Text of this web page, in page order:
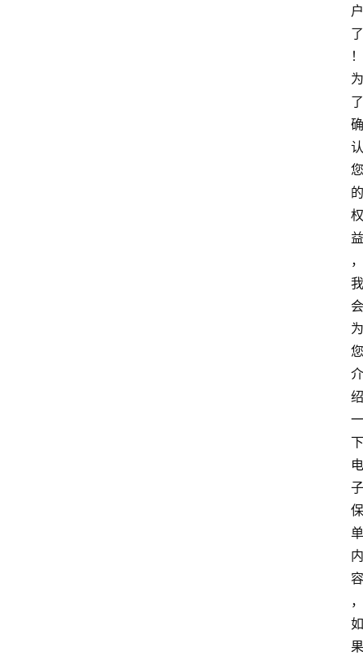
户
了
！
为
了
确
认
您
的
权
益
，
我
会
为
您
介
绍
一
下
电
子
保
单
内
容
，
如
果